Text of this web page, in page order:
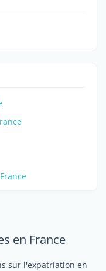
en France
sur l'expatriation en